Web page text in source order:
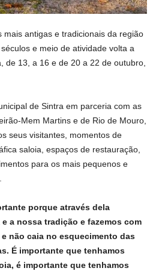
mais antigas e tradicionais da região
e meio de atividade volta a
de 13, a 16 e de 20 a 22 de outubro,
de Sintra em parceria com as
Mem Martins e de Rio de Mouro,
seus visitantes, momentos de
saloia, espaços de restauração,
para os mais pequenos e
porque através dela
a nossa tradição e fazemos com
não caia no esquecimento das
É importante que tenhamos
é importante que tenhamos